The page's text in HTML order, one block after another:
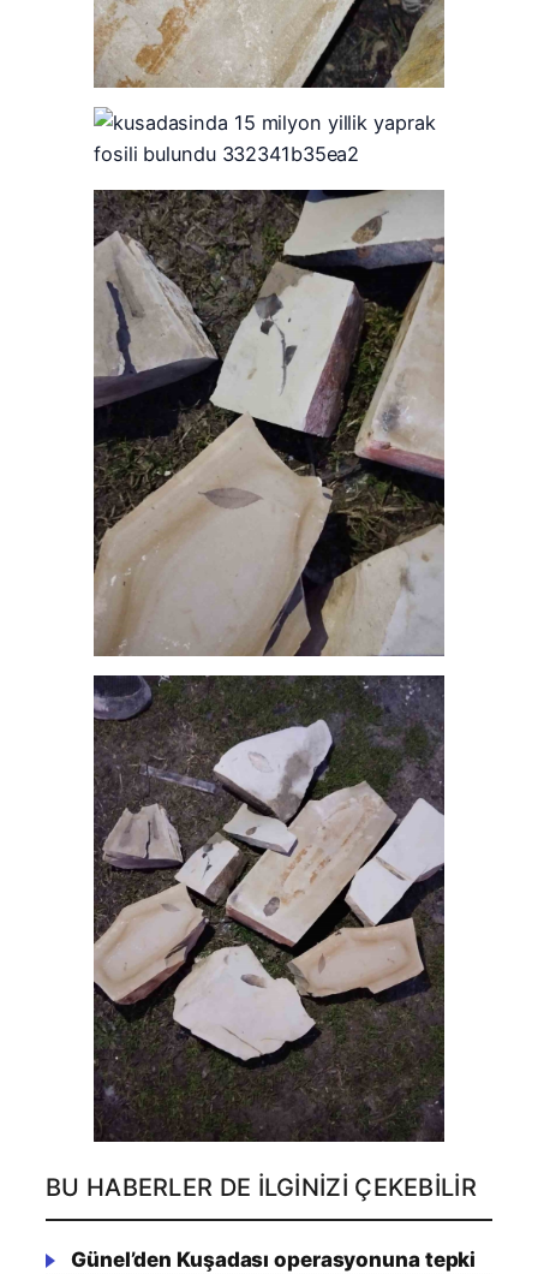
BU HABERLER DE İLGINIZI ÇEKEBILIR
Günel’den Kuşadası operasyonuna tepki